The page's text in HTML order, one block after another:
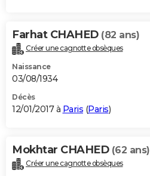
Farhat CHAHED (82 ans)
Créer une cagnotte obsèques
Naissance
03/08/1934
Décès
12/01/2017 à Paris (Paris)
Mokhtar CHAHED (62 ans)
Créer une cagnotte obsèques